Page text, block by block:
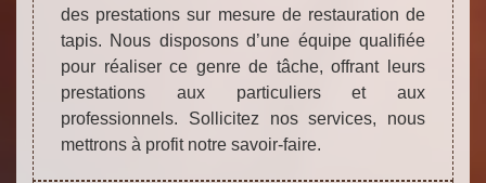
des prestations sur mesure de restauration de
tapis. Nous disposons d’une équipe qualifiée
pour réaliser ce genre de tâche, offrant leurs
prestations aux particuliers et aux
professionnels. Sollicitez nos services, nous
mettrons à profit notre savoir-faire.